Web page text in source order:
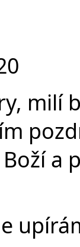
milí
Boží